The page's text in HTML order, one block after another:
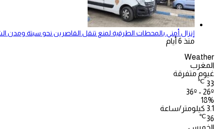
إنزال أمني بالمحطات الطرقية لمنع تنقل القاصرين نحو سبتة ومدن
منذ 6 أيام
Weather
المغرب
غيوم متفرقة
33
℃
36º - 26º
18%
3.1 كيلومتر/ساعة
36
℃
الخميس